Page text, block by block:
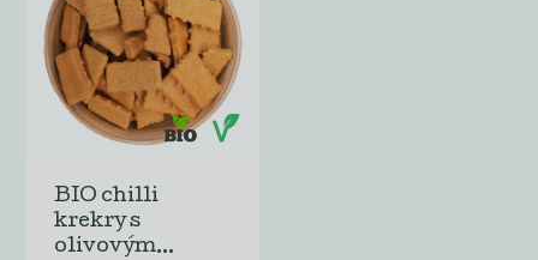
BIO chilli
krekry s
olivovým...